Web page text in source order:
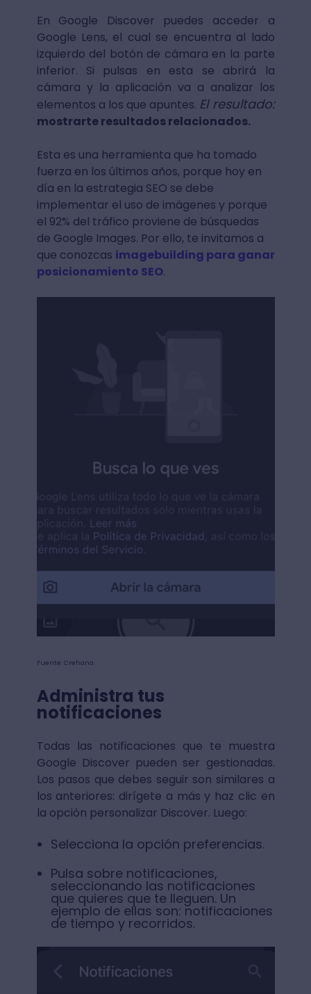
En Google Discover puedes acceder a
Google Lens, el cual se encuentra al lado
izquierdo del botón de cámara en la parte
inferior. Si pulsas en esta se abrirá la
cámara y la aplicación va a analizar los
elementos a los que apuntes. El resultado:
mostrarte resultados relacionados.
Esta es una herramienta que ha tomado
fuerza en los últimos años, porque hoy en
día en la estrategia SEO se debe
implementar el uso de imágenes y porque
el 92% del tráfico proviene de búsquedas
de Google Images. Por ello, te invitamos a
que conozcas imagebuilding para ganar
posicionamiento SEO.
Fuente: Crehana.
Administra tus
notificaciones
Todas las notificaciones que te muestra
Google Discover pueden ser gestionadas.
Los pasos que debes seguir son similares a
los anteriores: dirígete a más y haz clic en
la opción personalizar Discover. Luego:
Selecciona la opción preferencias.
Pulsa sobre notificaciones,
seleccionando las notificaciones
que quieres que te lleguen. Un
ejemplo de ellas son: notificaciones
de tiempo y recorridos.